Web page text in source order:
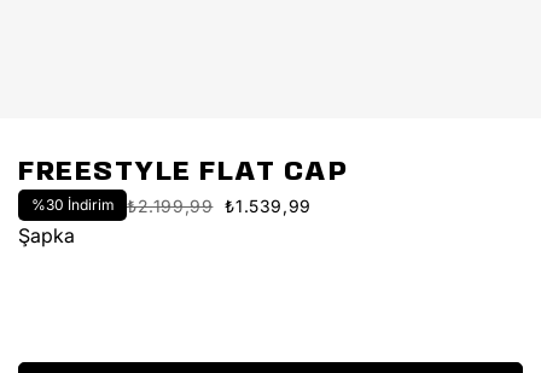
FREESTYLE FLAT CAP
%30 İndirim ₺2.199,99 ₺1.539,99
Şapka